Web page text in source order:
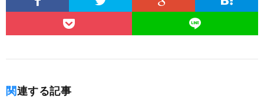
関連する記事